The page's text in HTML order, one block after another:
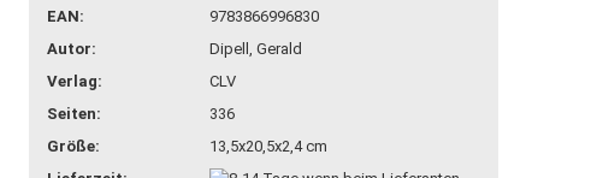
EAN:
9783866996830
Autor:
Dipell, Gerald
Verlag:
CLV
Seiten:
336
Größe:
13,5x20,5x2,4 cm